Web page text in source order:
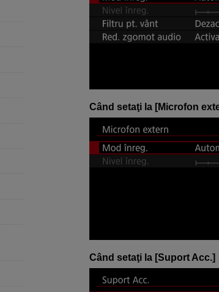
Când setaţi la [Microfon
Când setaţi la [Suport Acc.]